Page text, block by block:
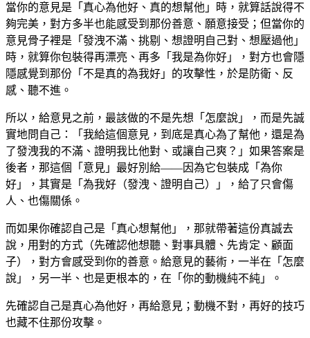
當你的意見是「真心為他好、真的想幫他」時，就算話說得不
夠完美，對方多半也能感受到那份善意、願意接受；但當你的
意見骨子裡是「發洩不滿、挑剔、想證明自己對、想壓過他」
時，就算你包裝得再漂亮、再多「我是為你好」，對方也會隱
隱感覺到那份「不是真的為我好」的攻擊性，於是防衛、反
感、聽不進。
所以，給意見之前，最該做的不是先想「怎麼說」，而是先誠
實地問自己：「我給這個意見，到底是真心為了幫他，還是為
了發洩我的不滿、證明我比他對、或讓自己爽？」如果答案是
後者，那這個「意見」最好別給——因為它包裝成「為你
好」，其實是「為我好（發洩、證明自己）」，給了只會傷
人、也傷關係。
而如果你確認自己是「真心想幫他」，那就帶著這份真誠去
說，用對的方式（先確認他想聽、對事具體、先肯定、顧面
子），對方會感受到你的善意。給意見的藝術，一半在「怎麼
說」，另一半、也是更根本的，在「你的動機純不純」。
先確認自己是真心為他好，再給意見；動機不對，再好的技巧
也藏不住那份攻擊。